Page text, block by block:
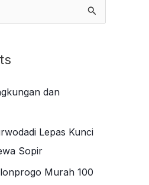
dan
Lepas Kunci
Sopir
Murah 100